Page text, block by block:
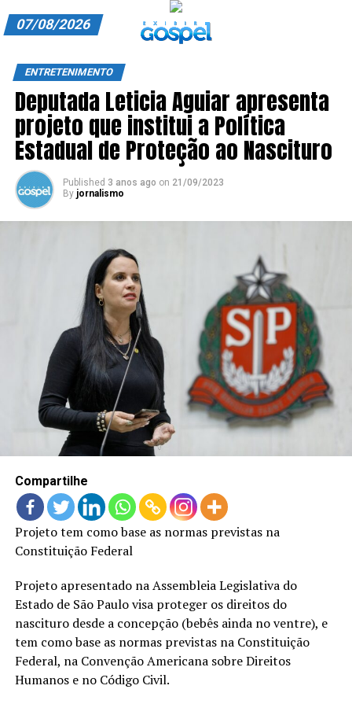
ANUNCIE CONOSCO
ASSINE
CARRINHO
EDITORIAL
FINALIZAR COMPRA
LANÇAMENTOS
07/08/2026
ENTRETENIMENTO
Deputada Leticia Aguiar apresenta
projeto que institui a Política
Estadual de Proteção ao Nascituro
Published 3 anos ago on 21/09/2023
By jornalismo
Compartilhe
Projeto tem como base as normas previstas na
Constituição Federal
Projeto apresentado na Assembleia Legislativa do
Estado de São Paulo visa proteger os direitos do
nascituro desde a concepção (bebês ainda no ventre), e
tem como base as normas previstas na Constituição
Federal, na Convenção Americana sobre Direitos
Humanos e no Código Civil.